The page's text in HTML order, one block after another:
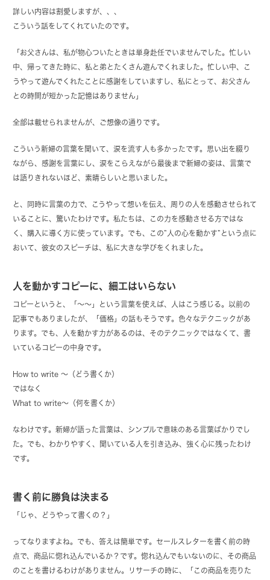
詳しい内容は割愛しますが、、、
こういう話をしてくれていたのです。
「お父さんは、私が物心ついたときは単身赴任でいませんでした。忙しい
中、帰ってきた時に、私と弟とたくさん遊んでくれました。忙しい中、こ
うやって遊んでくれたことに感謝をしていますし、私にとって、お父さん
との時間が短かった記憶はありません」
全部は載せられませんが、ご想像の通りです。
こういう新婦の言葉を聞いて、涙を流す人も多かったです。思い出を綴り
ながら、感謝を言葉にし、涙をこらえながら最後まで新婦の姿は、言葉で
は語りきれないほど、素晴らしいと思いました。
と、同時に言葉の力で、こうやって想いを伝え、周りの人を感動させられて
いることに、驚いたわけです。私たちは、この力を感動させる方ではな
く、購入に導く方に使っています。でも、この”人の心を動かす”という点に
おいて、彼女のスピーチは、私に大きな学びをくれました。
人を動かすコピーに、細工はいらない
コピーというと、「〜〜」という言葉を使えば、人はこう感じる。以前の
記事でもありましたが、「価格」の話もそうです。色々なテクニックがあ
ります。でも、人を動かす力があるのは、そのテクニックではなくて、書
いているコピーの中身です。
How to write 〜（どう書くか）
ではなく
What to write〜（何を書くか）
なわけです。新婦が語った言葉は、シンプルで意味のある言葉ばかりでし
た。でも、わかりやすく、聞いている人を引き込み、強く心に残ったわけ
です。
書く前に勝負は決まる
「じゃ、どうやって書くの？」
ってなりますよね。でも、答えは簡単です。セールスレターを書く前の時
点で、商品に惚れ込んでいるか？です。惚れ込んでもいないのに、その商品
のことを書けるわけがありません。リサーチの時に、「この商品を売りた